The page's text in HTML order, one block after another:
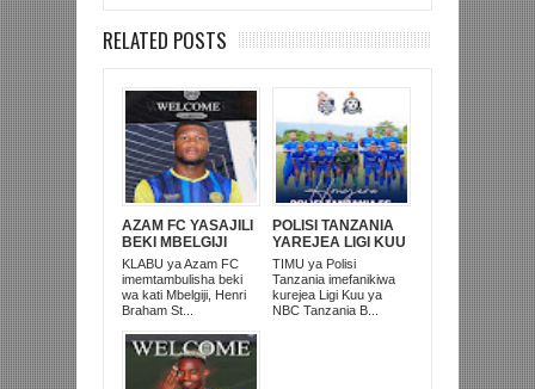
RELATED POSTS
AZAM FC YASAJILI
BEKI MBELGIJI
ALIKUWA
ANACHEZA
AFRIKA KUSINI
KLABU ya Azam FC
imemtambulisha beki
wa kati Mbelgiji, Henri
Braham St...
POLISI TANZANIA
YAREJEA LIGI KUU
BAADA YA
KUISHUSHA
TANZANIA
PRISONS
TIMU ya Polisi
Tanzania imefanikiwa
kurejea Ligi Kuu ya
NBC Tanzania B...